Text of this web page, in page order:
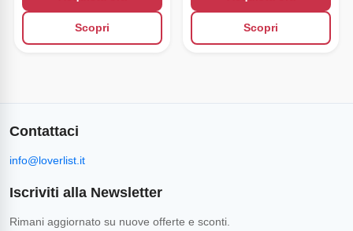
Scopri Scopri
Contattaci
info@loverlist.it
Iscriviti alla Newsletter
Rimani aggiornato su nuove offerte e sconti.